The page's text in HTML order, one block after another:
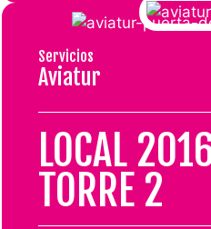
Servicios
Aviatur
LOCAL
TORRE 2